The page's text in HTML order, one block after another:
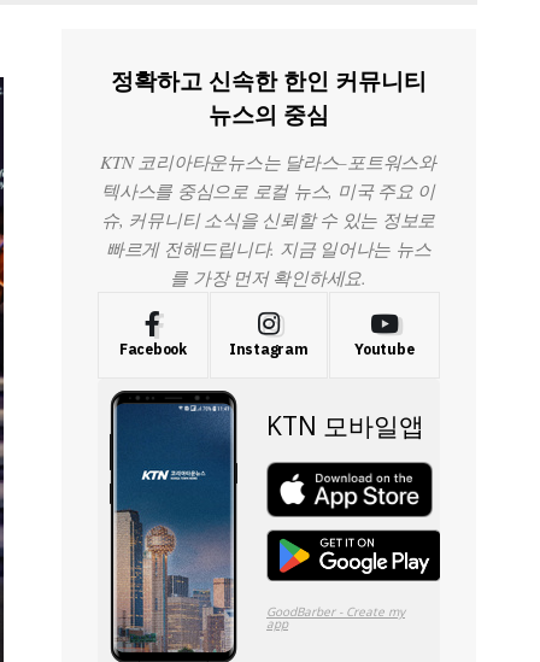
정확하고 신속한 한인 커뮤니티
뉴스의 중심
KTN 코리아타운뉴스는 달라스–포트워스와
텍사스를 중심으로 로컬 뉴스, 미국 주요 이
슈, 커뮤니티 소식을 신뢰할 수 있는 정보로
빠르게 전해드립니다. 지금 일어나는 뉴스
를 가장 먼저 확인하세요.
Facebook Instagram Youtube